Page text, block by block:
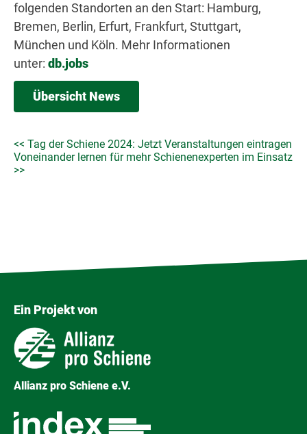
folgenden Standorten an den Start: Hamburg,
Bremen, Berlin, Erfurt, Frankfurt, Stuttgart,
München und Köln. Mehr Informationen
unter: db.jobs
Übersicht News
Tag der Schiene 2024: Jetzt Veranstaltungen eintragen
Voneinander lernen für mehr Schienenexperten im Einsatz
Ein Projekt von
Allianz pro Schiene e.V.